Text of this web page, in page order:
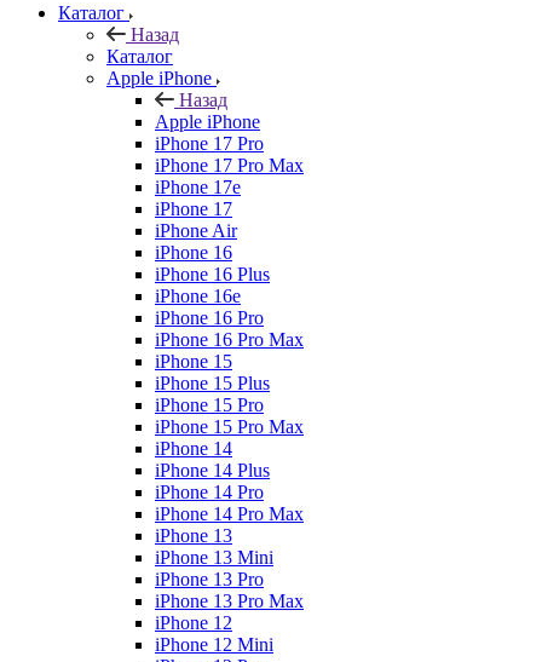
Каталог
Назад
Каталог
Apple iPhone
Назад
Apple iPhone
iPhone 17 Pro
iPhone 17 Pro Max
iPhone 17e
iPhone 17
iPhone Air
iPhone 16
iPhone 16 Plus
iPhone 16e
iPhone 16 Pro
iPhone 16 Pro Max
iPhone 15
iPhone 15 Plus
iPhone 15 Pro
iPhone 15 Pro Max
iPhone 14
iPhone 14 Plus
iPhone 14 Pro
iPhone 14 Pro Max
iPhone 13
iPhone 13 Mini
iPhone 13 Pro
iPhone 13 Pro Max
iPhone 12
iPhone 12 Mini